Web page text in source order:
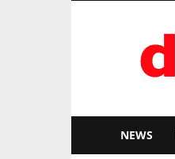
pixx
NEWS